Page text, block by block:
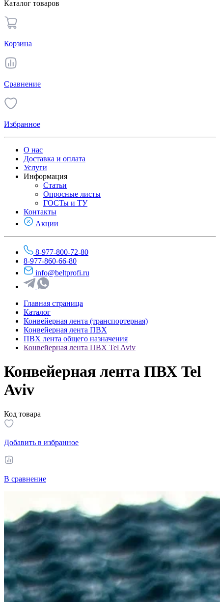
Каталог товаров
Корзина
Сравнение
Избранное
О нас
Доставка и оплата
Услуги
Информация
Статьи
Опросные листы
ГОСТы и ТУ
Контакты
Акции
8-977-800-72-80
8-977-860-66-80
info@beltprofi.ru
Главная страница
Каталог
Конвейерная лента (транспортерная)
Конвейерная лента ПВХ
ПВХ лента общего назначения
Конвейерная лента ПВХ Tel Aviv
Конвейерная лента ПВХ Tel
Aviv
Код товара
Добавить в избранное
В сравнение